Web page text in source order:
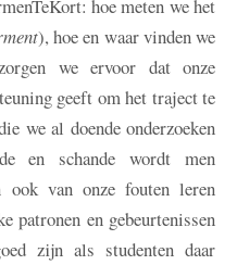
hoe meten we het
), hoe en waar vinden we
we ervoor dat onze
geeft om het traject te
we al doende onderzoeken
en schande wordt men
van onze fouten leren
patronen en gebeurtenissen
zijn als studenten daar